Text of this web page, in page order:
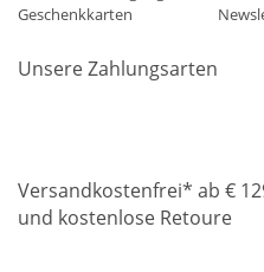
Geschenkkarten
Unsere Zahlungsarten
Versandkostenfrei* ab €
und kostenlose Retoure